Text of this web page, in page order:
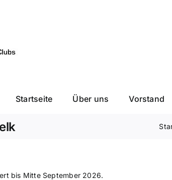
Startseite Über uns Vorstand
bis Mitte September 2026.